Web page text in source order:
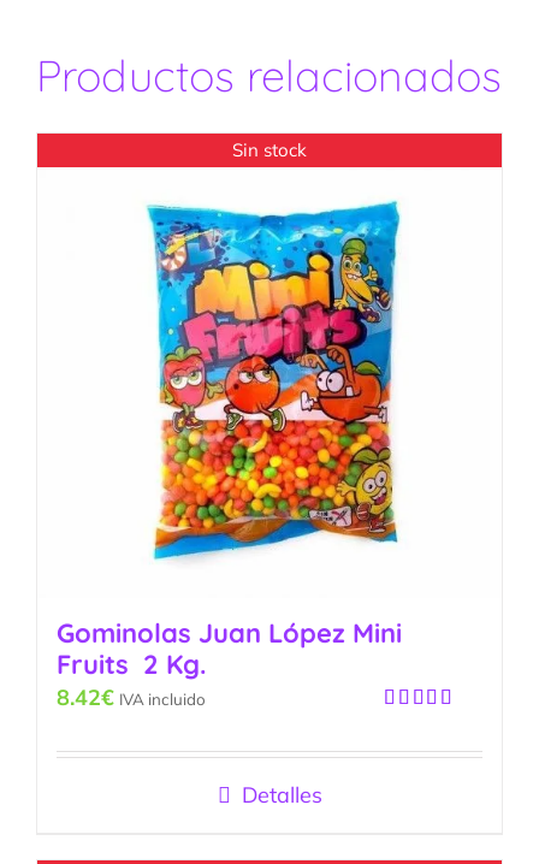
Productos relacionados
Sin stock
Gominolas Juan López Mini
Fruits 2 Kg.
5
8.42€ IVA incluido
Detalles